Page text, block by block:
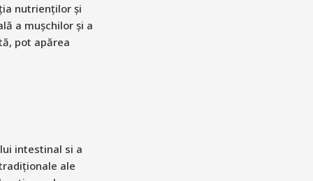
nutrienților și
a mușchilor și a
pot apărea
intestinal si a
ale